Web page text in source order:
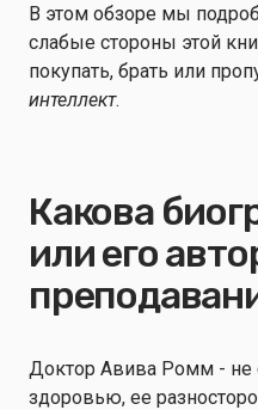
В этом обзоре мы
слабые стороны этой
покупать, брать или
интеллект.
Какова
или его
Доктор Авива Ромм - не
здоровью, ее